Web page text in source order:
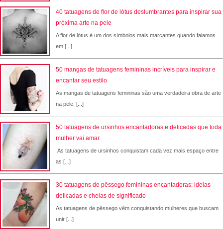
40 tatuagens de flor de lótus deslumbrantes para inspirar sua
próxima arte na pele
A flor de lótus é um dos símbolos mais marcantes quando falamos
em [...]
50 mangas de tatuagens femininas incríveis para inspirar e
encantar seu estilo
As mangas de tatuagens femininas são uma verdadeira obra de arte
na pele, [...]
50 tatuagens de ursinhos encantadoras e delicadas que toda
mulher vai amar
As tatuagens de ursinhos conquistam cada vez mais espaço entre
as [...]
30 tatuagens de pêssego femininas encantadoras: ideias
delicadas e cheias de significado
As tatuagens de pêssego vêm conquistando mulheres que buscam
unir [...]